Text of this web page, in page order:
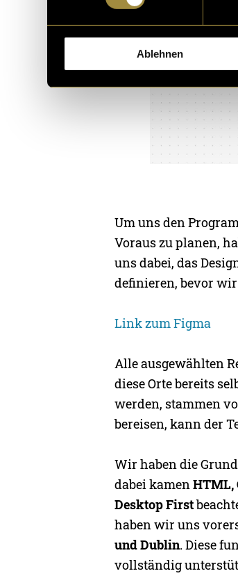
Ablehnen
Um uns den
Voraus zu planen,
uns dabei, das
definieren, bevor
Link zum Figma
Alle ausgewählten
diese Orte bereits
werden, stammen
bereisen, kann der
Wir haben die
dabei kamenHTML,
Desktop First
haben wir uns
und Dublin. Diese
vollständig